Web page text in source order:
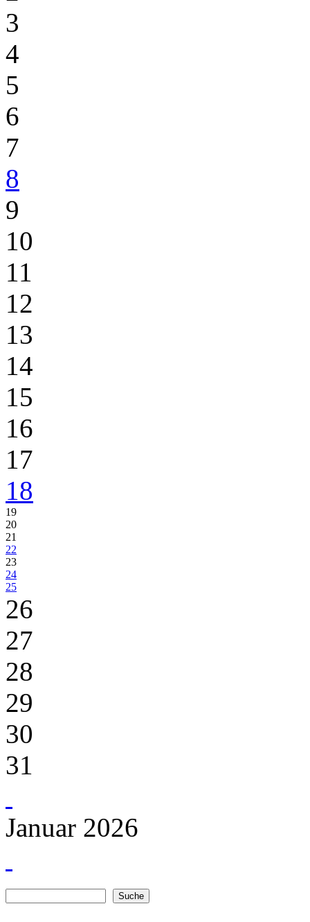
3
4
5
6
7
8
9
10
11
12
13
14
15
16
17
18
19
20
21
22
23
24
25
26
27
28
29
30
31
Januar 2026